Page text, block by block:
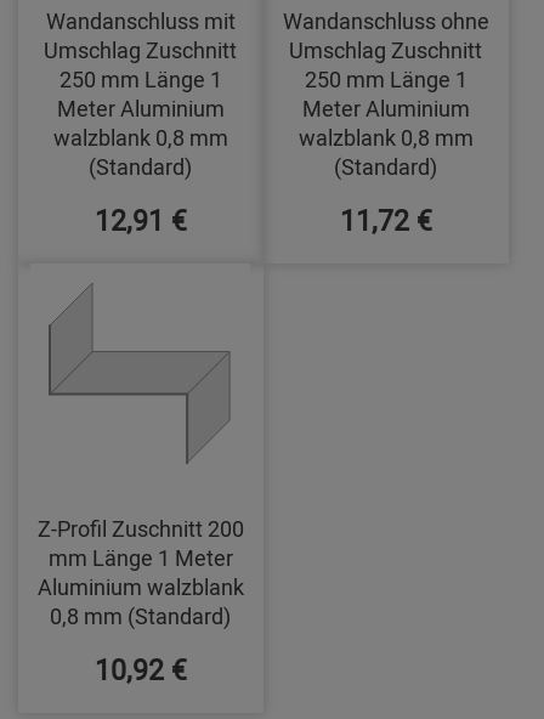
Wandanschluss mit
Umschlag Zuschnitt
250 mm Länge 1
Meter Aluminium
walzblank 0,8 mm
(Standard)
12,91 €
Wandanschluss ohne
Umschlag Zuschnitt
250 mm Länge 1
Meter Aluminium
walzblank 0,8 mm
(Standard)
11,72 €
Z-Profil Zuschnitt 200
mm Länge 1 Meter
Aluminium walzblank
0,8 mm (Standard)
10,92 €